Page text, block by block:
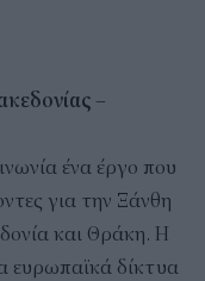
–
ένα έργο που
για την Ξάνθη
και Θράκη. Η
ευρωπαϊκά δίκτυα